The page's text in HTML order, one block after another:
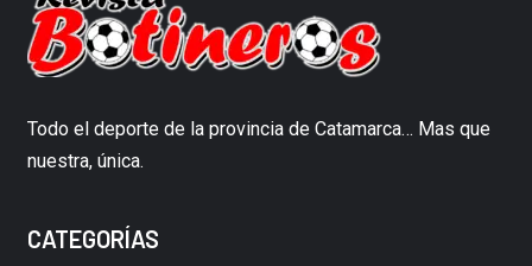
Todo el deporte de la provincia de Catamarca… Mas que
nuestra, única.
CATEGORÍAS